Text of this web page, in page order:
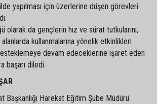
yapılması için üzerlerine düşen görevleri
olarak da gençlerin hız ve sürat tutkularını,
kullanmalarına yönelik etkinlikleri
devam edeceklerine işaret eden
başarı diledi.
Başkanlığı Harekat Eğitim Şube Müdürü